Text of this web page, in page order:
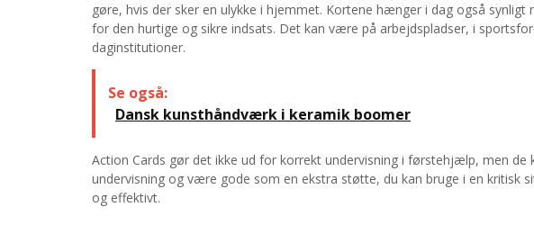
gøre, hvis der sker en ulykke i hjemmet. Kortene hænger i dag også
for den hurtige og sikre indsats. Det kan være på arbejdspladser, i
daginstitutioner.
Se også:
Dansk kunsthåndværk i keramik boomer
Action Cards gør det ikke ud for korrekt undervisning i førstehjælp, men
undervisning og være gode som en ekstra støtte, du kan bruge i en kritisk
og effektivt.